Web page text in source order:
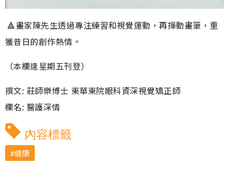
🔺畫家陳先生透過專注練習和視覺運動，再揮動畫筆，重
獲昔日的創作熱情。
（本欄逢星期五刊登）
撰文: 莊師樂博士 東華東院眼科資深視覺矯正師
欄名: 醫護深情
內容標籤
健康